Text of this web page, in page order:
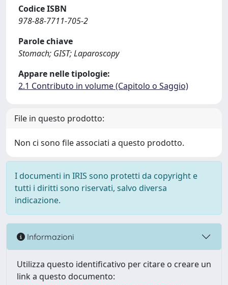
Codice ISBN
978-88-7711-705-2
Parole chiave
Stomach; GIST; Laparoscopy
Appare nelle tipologie:
2.1 Contributo in volume (Capitolo o Saggio)
File in questo prodotto:
Non ci sono file associati a questo prodotto.
I documenti in IRIS sono protetti da copyright e
tutti i diritti sono riservati, salvo diversa
indicazione.
Informazioni
Utilizza questo identificativo per citare o creare un
link a questo documento: